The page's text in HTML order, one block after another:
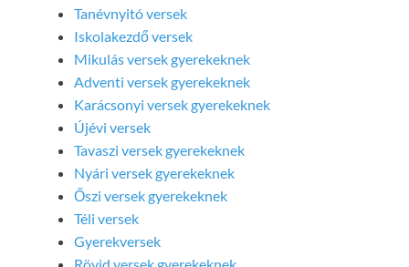
Tanévnyitó versek
Iskolakezdő versek
Mikulás versek gyerekeknek
Adventi versek gyerekeknek
Karácsonyi versek gyerekeknek
Újévi versek
Tavaszi versek gyerekeknek
Nyári versek gyerekeknek
Őszi versek gyerekeknek
Téli versek
Gyerekversek
Rövid versek gyerekeknek